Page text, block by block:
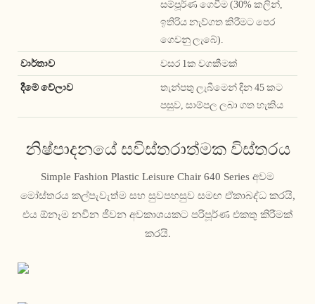
සම්පූර්ණ ගෙවීම (30% කලින්,
ඉතිරිය නැව්ගත කිරීමට පෙර
ගෙවනු ලැබේ).
වාර්තාව වසර 1ක වගකීමක්
දීමේ වේලාව
තැන්පතු ලැබීමෙන් දින 45 කට
පසුව, සාම්පල ලබා ගත හැකිය
නිෂ්පාදනයේ සවිස්තරාත්මක විස්තරය
Simple Fashion Plastic Leisure Chair 640 Series අවම
මෝස්තරය කල්පැවැත්ම සහ සුවපහසුව සමඟ ඒකාබද්ධ කරයි,
එය ඕනෑම නවීන ජීවන අවකාශයකට පරිපූර්ණ එකතු කිරීමක්
කරයි.